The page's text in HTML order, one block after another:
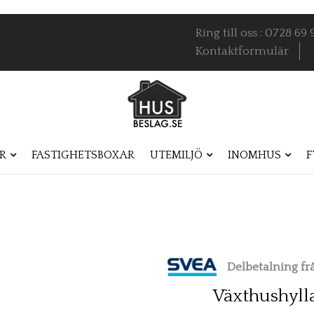
Ring till oss : 0728 69
Kontaktformulär
FASTIGHETSBOXAR UTEMILJÖ INOMHUS
Delbetalning